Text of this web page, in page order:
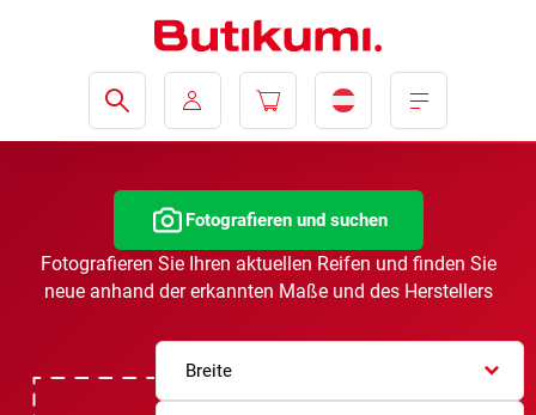
Fotografieren und suchen
Fotografieren Sie Ihren aktuellen Reifen und finden Sie
neue anhand der erkannten Maße und des Herstellers
Breite